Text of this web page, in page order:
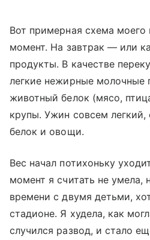
Вот примерная схема моего
момент. На завтрак — или
продукты. В качестве
легкие нежирные
животный белок (мясо,
крупы. Ужин совсем
белок и овощи.
Вес начал потихоньку
момент я считать не умела,
времени с двумя детьми,
стадионе. Я худела, как
случился развод, и стало